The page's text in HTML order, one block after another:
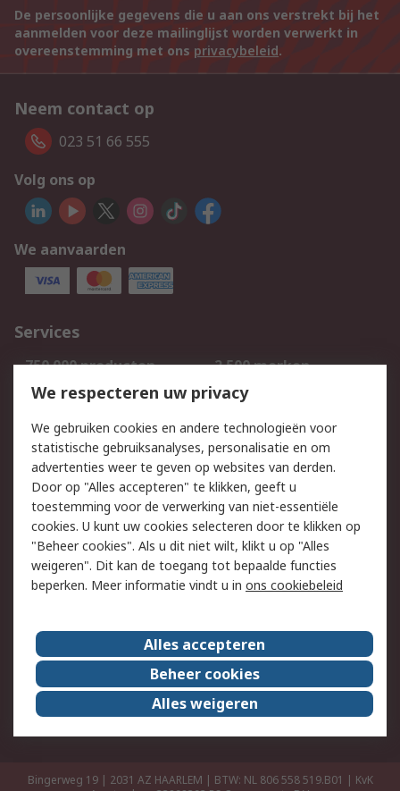
De persoonlijke gegevens die u aan ons verstrekt bij het
aanmelden voor deze mailinglijst worden verwerkt in
overeenstemming met ons privacybeleid.
Neem contact op
023 51 66 555
Volg ons op
We aanvaarden
Services
750.000 producten
2.500 merken
Bestellen
Inkoopoplossingen
Track & Trace
Wettelijk
Cookiebeleid
Email veiligheid
Privacybeleid
Websitevoorwaarden
Algemene
verkoopvoorwaarden
Over RS
RS Group
Over ons
RS wereldwijd
Werken bij RS
ESG
Bingerweg 19 | 2031 AZ HAARLEM | BTW: NL 806 558 519.B01 | KvK
We respecteren uw privacy
We gebruiken cookies en andere technologieën voor
statistische gebruiksanalyses, personalisatie en om
advertenties weer te geven op websites van derden.
Door op "Alles accepteren" te klikken, geeft u
toestemming voor de verwerking van niet-essentiële
cookies. U kunt uw cookies selecteren door te klikken op
"Beheer cookies". Als u dit niet wilt, klikt u op "Alles
weigeren". Dit kan de toegang tot bepaalde functies
beperken. Meer informatie vindt u in ons cookiebeleid
Alles accepteren
Beheer cookies
Alles weigeren